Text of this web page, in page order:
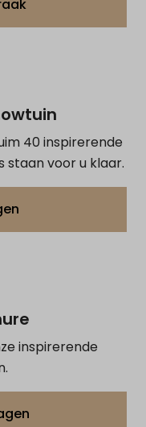
40 inspirerende
staan voor u klaar.
inspirerende